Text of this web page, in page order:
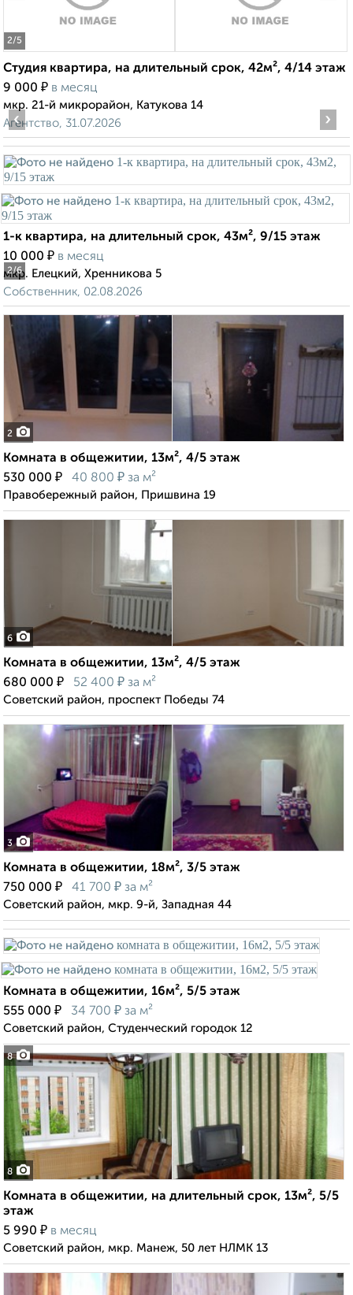
2/5
Студия квартира, на длительный срок, 42м², 4/14 этаж
9 000 ₽ в месяц
мкр. 21-й микрорайон, Катукова 14
Агентство, 31.07.2026
2/6
‹ ›
1-к квартира, на длительный срок, 43м², 9/15 этаж
10 000 ₽ в месяц
мкр. Елецкий, Хренникова 5
Собственник, 02.08.2026
2
Комната в общежитии, 13м², 4/5 этаж
530 000 ₽ 40 800 ₽ за м²
Правобережный район, Пришвина 19
6
Комната в общежитии, 13м², 4/5 этаж
680 000 ₽ 52 400 ₽ за м²
Советский район, проспект Победы 74
3
Комната в общежитии, 18м², 3/5 этаж
750 000 ₽ 41 700 ₽ за м²
Советский район, мкр. 9-й, Западная 44
8
Комната в общежитии, 16м², 5/5 этаж
555 000 ₽ 34 700 ₽ за м²
Советский район, Студенческий городок 12
8
Комната в общежитии, на длительный срок, 13м², 5/5
этаж
5 990 ₽ в месяц
Советский район, мкр. Манеж, 50 лет НЛМК 13